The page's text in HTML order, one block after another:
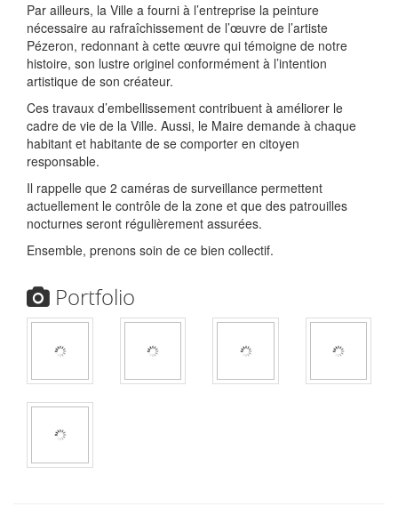
Par ailleurs, la Ville a fourni à l’entreprise la peinture
nécessaire au rafraîchissement de l’œuvre de l’artiste
Pézeron, redonnant à cette œuvre qui témoigne de notre
histoire, son lustre originel conformément à l’intention
artistique de son créateur.
Ces travaux d’embellissement contribuent à améliorer le
cadre de vie de la Ville. Aussi, le Maire demande à chaque
habitant et habitante de se comporter en citoyen
responsable.
Il rappelle que 2 caméras de surveillance permettent
actuellement le contrôle de la zone et que des patrouilles
nocturnes seront régulièrement assurées.
Ensemble, prenons soin de ce bien collectif.
Portfolio